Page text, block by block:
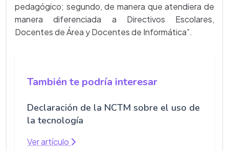
pedagógico; segundo, de manera que atendiera de
manera diferenciada a Directivos Escolares,
Docentes de Área y Docentes de Informática”.
También te podría interesar
Declaración de la NCTM sobre el uso de
la tecnología
Ver artículo